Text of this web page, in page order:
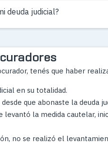
deuda judicial?
tenés que haber
en su totalidad.
que abonaste la deuda
la medida cautelar,
no se realizó el